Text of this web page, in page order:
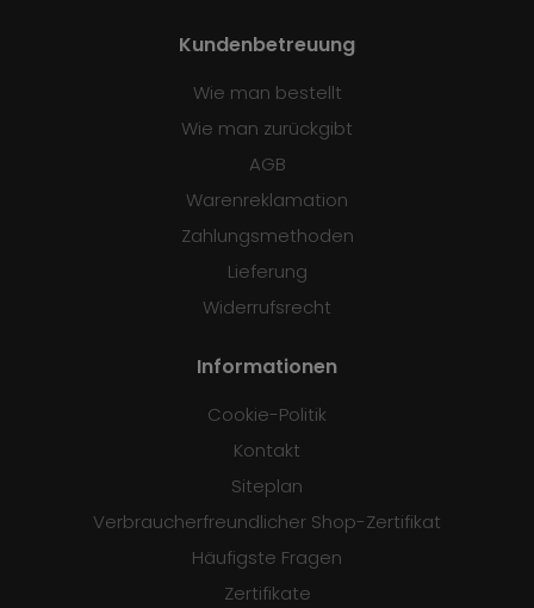
Kundenbetreuung
Wie man bestellt
Wie man zurückgibt
AGB
Warenreklamation
Zahlungsmethoden
Lieferung
Widerrufsrecht
Informationen
Cookie-Politik
Kontakt
Siteplan
Verbraucherfreundlicher Shop-Zertifikat
Häufigste Fragen
Zertifikate